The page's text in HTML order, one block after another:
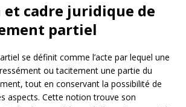
cadre juridique de
partiel
se définit comme l’acte par lequel une
ou tacitement une partie du
tout en conservant la possibilité de
aspects. Cette notion trouve son